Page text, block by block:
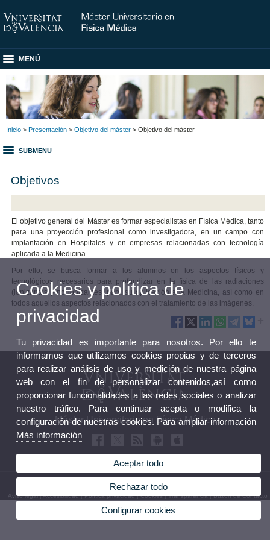
MENÚ
Inicio > Presentación > Objetivo del máster > Objetivo del máster
SUBMENU
Objetivos
El objetivo general del Máster es formar especialistas en Física Médica, tanto
para una proyección profesional como investigadora, en un campo con
implantación en Hospitales y en empresas relacionadas con tecnología
aplicada a la Medicina.
Por ello, se busca formar a los alumnos en los aspectos físicos y
tecnológicos necesarios para profundizar en la física de las radiaciones
(ionizantes y no ionizantes) para su aplicación a la Medicina, así como en
todos aquellos aspectos relacionados con el tratamiento de las imágenes.
Máster Universitario en Física Médica
Aviso legal|Accesibilidad|Política privacidad|Cookies|Transparencia|Buzón de Contacto
Cookies y política de
privacidad
Tu privacidad es importante para nosotros. Por ello te
informamos que utilizamos cookies propias y de terceros
para realizar análisis de uso y medición de nuestra página
web con el fin de personalizar contenidos,así como
proporcionar funcionalidades a las redes sociales o analizar
nuestro tráfico. Para continuar acepta o modifica la
configuración de nuestras cookies. Para ampliar información
Más información
Aceptar todo
Rechazar todo
Configurar cookies